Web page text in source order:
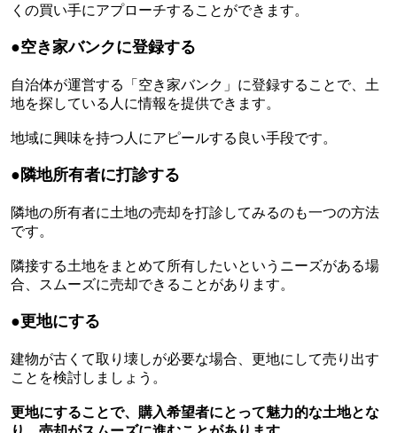
くの買い手にアプローチすることができます。
●空き家バンクに登録する
自治体が運営する「空き家バンク」に登録することで、土
地を探している人に情報を提供できます。
地域に興味を持つ人にアピールする良い手段です。
●隣地所有者に打診する
隣地の所有者に土地の売却を打診してみるのも一つの方法
です。
隣接する土地をまとめて所有したいというニーズがある場
合、スムーズに売却できることがあります。
●更地にする
建物が古くて取り壊しが必要な場合、更地にして売り出す
ことを検討しましょう。
更地にすることで、購入希望者にとって魅力的な土地とな